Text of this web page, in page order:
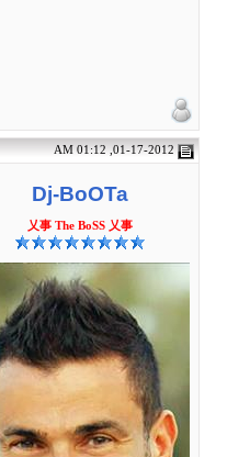
Dj-BoOTa
乂事 The BoSS 乂事